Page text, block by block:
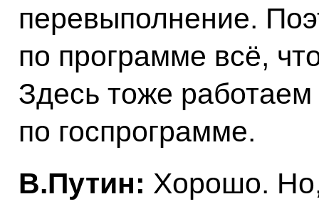
перевыполнение.
по программе всё,
Здесь тоже
по госпрограмме.
В.Путин: Хорошо.